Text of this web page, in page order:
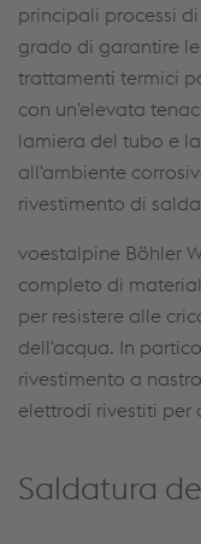
principali processi di
grado di garantire
trattamenti termici
con un'elevata
lamiera del tubo e
all'ambiente
rivestimento di
voestalpine Böhler
completo di
per resistere alle
dell'acqua. In
rivestimento a
elettrodi rivestiti per
Saldatura